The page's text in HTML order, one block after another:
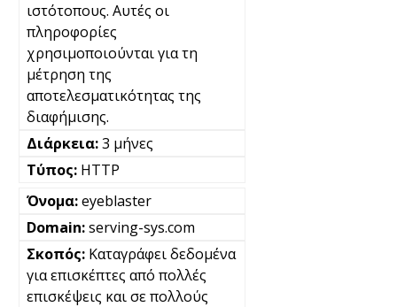
ιστότοπους. Αυτές οι
πληροφορίες
χρησιμοποιούνται για τη
μέτρηση της
αποτελεσματικότητας της
διαφήμισης.
3 μήνες
HTTP
eyeblaster
serving-sys.com
Καταγράφει δεδομένα
για επισκέπτες από πολλές
επισκέψεις και σε πολλούς